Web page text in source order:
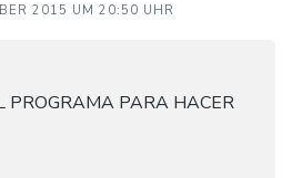
2015 UM 20:50 UHR
PROGRAMA PARA HACER